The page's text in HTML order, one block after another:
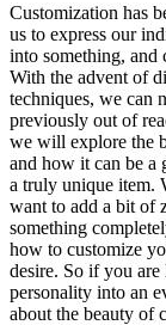
Customization has
us to express our
into something, and
With the advent of
techniques, we can
previously out of
we will explore the
and how it can be a
a truly unique item.
want to add a bit of
something
how to customize
desire. So if you
personality into an
about the beauty of